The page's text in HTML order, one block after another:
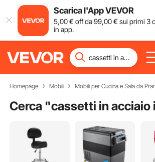
Scarica l'App VEVOR
5,00€ off da99,00€ sui primi 3
in app.
Homepage Mobili Mobili per Cucina e Sala da
Cerca "